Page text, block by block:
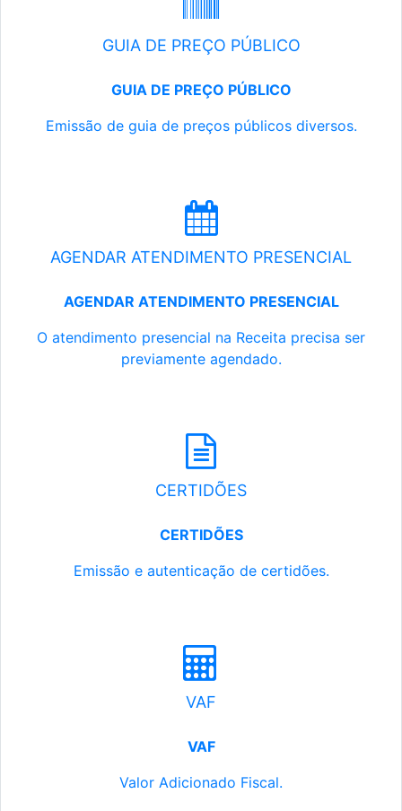
GUIA DE PREÇO PÚBLICO
GUIA DE PREÇO PÚBLICO
Emissão de guia de preços públicos diversos.
AGENDAR ATENDIMENTO PRESENCIAL
AGENDAR ATENDIMENTO PRESENCIAL
O atendimento presencial na Receita precisa ser
previamente agendado.
CERTIDÕES
CERTIDÕES
Emissão e autenticação de certidões.
VAF
VAF
Valor Adicionado Fiscal.